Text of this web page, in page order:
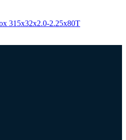
315x32x2.0-2.25x80T